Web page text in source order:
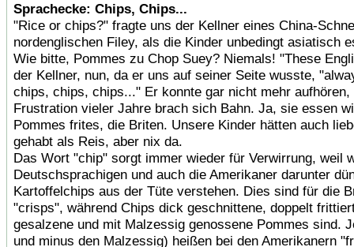
Sprachecke: Chips, Chips...
"Rice or chips?" fragte uns der Kellner eines China-
nordenglischen Filey, als die Kinder unbedingt asiatisch
Wie bitte, Pommes zu Chop Suey? Niemals! "These
der Kellner, nun, da er uns auf seiner Seite wusste,
chips, chips, chips..." Er konnte gar nicht mehr aufhören,
Frustration vieler Jahre brach sich Bahn. Ja, sie essen
Pommes frites, die Briten. Unsere Kinder hätten auch
gehabt als Reis, aber nix da.
Das Wort "chip" sorgt immer wieder für Verwirrung, weil
Deutschsprachigen und auch die Amerikaner darunter
Kartoffelchips aus der Tüte verstehen. Dies sind für die
"crisps", während Chips dick geschnittene, doppelt
gesalzene und mit Malzessig genossene Pommes sind.
und minus den Malzessig) heißen bei den Amerikanern